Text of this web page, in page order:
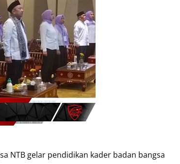
NTB gelar pendidikan kader badan bangsa